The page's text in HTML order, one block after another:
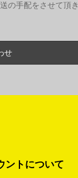
の手配をさせて頂き
せ
ントについて